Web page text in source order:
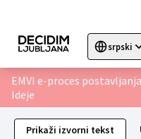
srpski
Sprache
EMVI e-proces
Ideje
Prikaži izvorni tekst